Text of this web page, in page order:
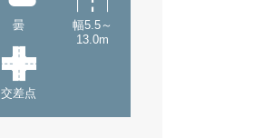
曇
幅5.5～
13.0m
交差点